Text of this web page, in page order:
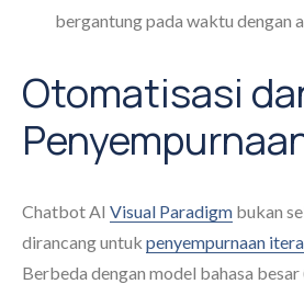
bergantung pada waktu dengan
Otomatisasi
Chatbot AI Visual Paradigm bukan
dirancang untuk penyempurnaan
Berbeda dengan model bahasa